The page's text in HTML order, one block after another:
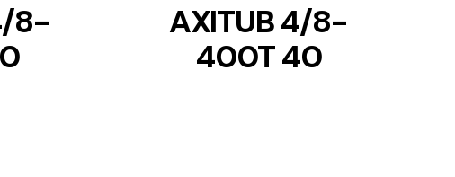
8-
AXITUB 4/8-
400T 40